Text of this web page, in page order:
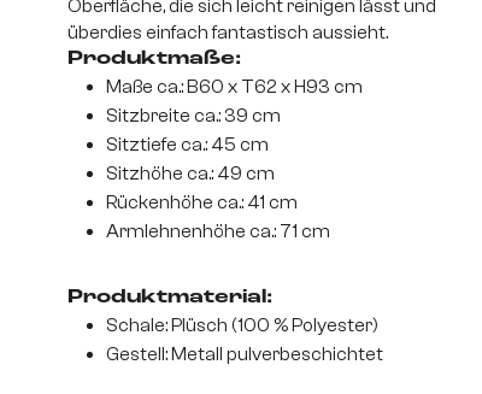
Oberfläche, die sich leicht reinigen lässt und
überdies einfach fantastisch aussieht.
Produktmaße:
Maße ca.: B60 x T62 x H93 cm
Sitzbreite ca.: 39 cm
Sitztiefe ca.: 45 cm
Sitzhöhe ca.: 49 cm
Rückenhöhe ca.: 41 cm
Armlehnenhöhe ca.: 71 cm
Produktmaterial:
Schale: Plüsch (100 % Polyester)
Gestell: Metall pulverbeschichtet